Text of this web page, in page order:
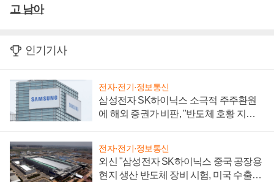
고 남아
인기기사
전자·전기·정보통신
삼성전자 SK하이닉스 소극적 주주환원
에 해외 증권가 비판, "반도체 호황 지속
전자·전기·정보통신
외신 "삼성전자 SK하이닉스 중국 공장용
현지 생산 반도체 장비 시험, 미국 수출통